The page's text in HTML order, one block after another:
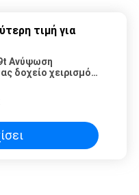
τιμή για
Ανύψωση
δοχείο χειρισμός